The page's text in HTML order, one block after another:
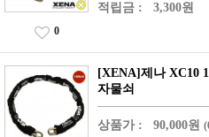
적립금 : 3,300원
0
[XENA]제나 XC10
자물쇠
상품가 : 90,000원